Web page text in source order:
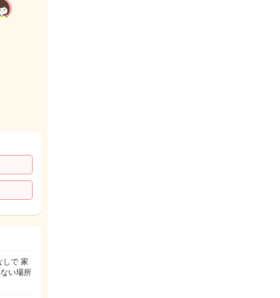
しで 家
い場所